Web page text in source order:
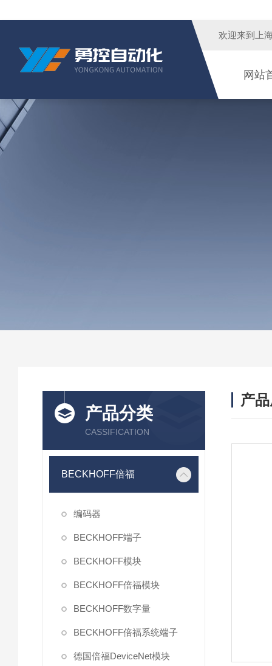
欢迎来到 上
网站
产品分类
CASSIFICATION
BECKHOFF倍福
编码器
BECKHOFF端子
BECKHOFF模块
BECKHOFF倍福模块
BECKHOFF数字量
BECKHOFF倍福系统端子
德国倍福DeviceNet模块
产